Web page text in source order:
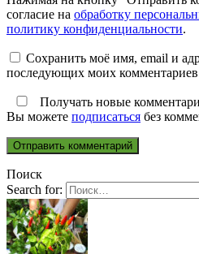
согласие на обработку
политику конфиденциальности.
Сохранить моё имя, email и
последующих моих
Получать новые
Вы можете подписаться без
Поиск
Search for: